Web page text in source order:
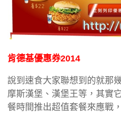
肯德基優惠券2014
說到速食大家聯想到的就那
摩斯漢堡、漢堡王等，其實
餐時間推出超值套餐來應戰